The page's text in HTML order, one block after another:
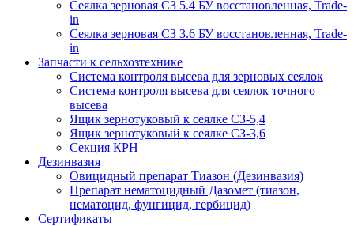
Сеялка зерновая СЗ 5.4 БУ восстановленная, Trade-
in
Сеялка зерновая СЗ 3.6 БУ восстановленная, Trade-
in
Запчасти к сельхозтехнике
Система контроля высева для зерновых сеялок
Система контроля высева для сеялок точного
высева
Ящик зернотуковый к сеялке СЗ-5,4
Ящик зернотуковый к сеялке СЗ-3,6
Секция КРН
Дезинвазия
Овицидный препарат Тиазон (Дезинвазия)
Препарат нематоцидный Дазомет (тиазон,
нематоцид, фунгицид, гербицид)
Сертификаты